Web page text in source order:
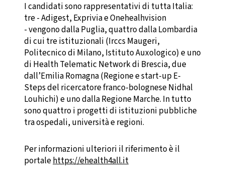
I candidati sono rappresentativi di tutta Italia:
tre - Adigest, Exprivia e Onehealhvision
- vengono dalla Puglia, quattro dalla Lombardia
di cui tre istituzionali (Irccs Maugeri,
Politecnico di Milano, Istituto Auxologico) e uno
di Health Telematic Network di Brescia, due
dall’Emilia Romagna (Regione e start-up E-
Steps del ricercatore franco-bolognese Nidhal
Louhichi) e uno dalla Regione Marche. In tutto
sono quattro i progetti di istituzioni pubbliche
tra ospedali, università e regioni.
Per informazioni ulteriori il riferimento è il
portalehttps://ehealth4all.it